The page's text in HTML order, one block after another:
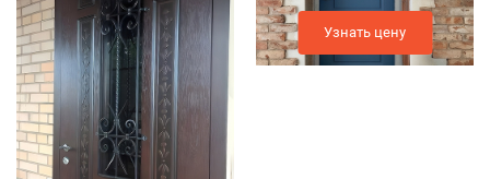
Узнать цену